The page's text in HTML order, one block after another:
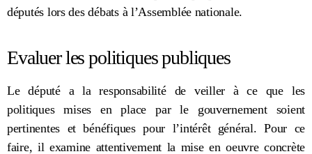
députés lors des débats à l’Assemblée nationale.
Evaluer les politiques publiques
Le député a la responsabilité de veiller à ce que les
politiques mises en place par le gouvernement soient
pertinentes et bénéfiques pour l’intérêt général. Pour ce
faire, il examine attentivement la mise en oeuvre concrète